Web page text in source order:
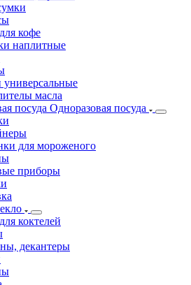
кофе
наплитные
масла
Одноразовая посуда
для мороженого
приборы
коктелей
декантеры